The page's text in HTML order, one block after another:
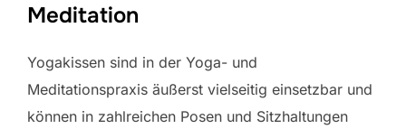
Meditation
Yogakissen sind in der Yoga- und
Meditationspraxis äußerst vielseitig einsetzbar und
können in zahlreichen Posen und Sitzhaltungen